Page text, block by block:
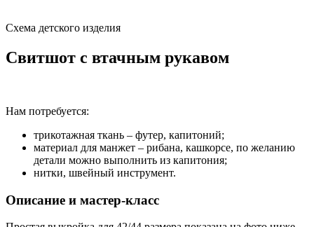
Схема детского изделия
Свитшот с втачным рукавом
Нам потребуется:
трикотажная ткань – футер, капитоний;
материал для манжет – рибана, кашкорсе, по желанию
детали можно выполнить из капитония;
нитки, швейный инструмент.
Описание и мастер-класс